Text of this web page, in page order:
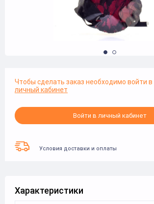
Чтобы сделать заказ необходимо войти в
личный кабинет
Войти в личный кабинет
Условия доставки и оплаты
Характеристики